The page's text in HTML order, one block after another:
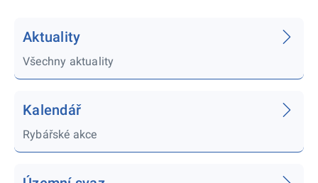
Aktuality
Všechny aktuality
Kalendář
Rybářské akce